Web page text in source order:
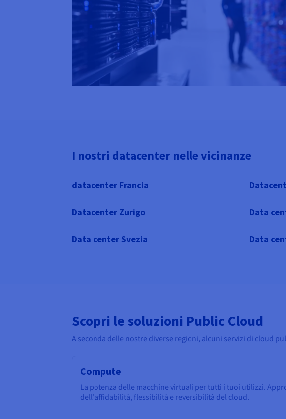
I nostri datacenter nelle vicinanze
datacenter Francia
Datacenter Zurigo Data
Data center Svezia Data
Scopri le soluzioni Public Cloud
A seconda delle nostre diverse regioni, alcuni servizi di cloud
Compute
La potenza delle macchine virtuali per tutti i tuoi utilizzi.
dell'affidabilità, flessibilità e reversibilità del cloud.